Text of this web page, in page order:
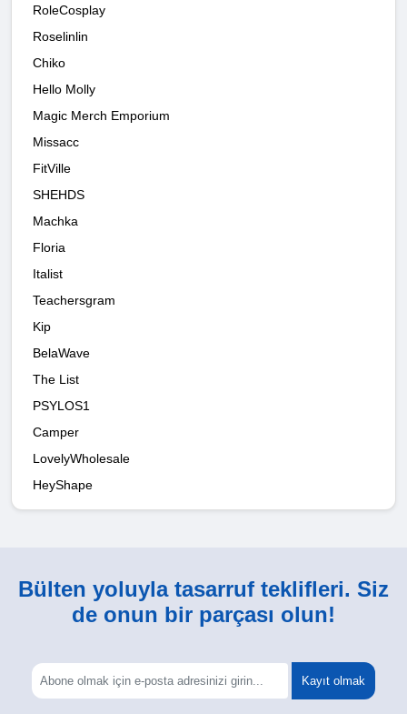
RoleCosplay
Roselinlin
Chiko
Hello Molly
Magic Merch Emporium
Missacc
FitVille
SHEHDS
Machka
Floria
Italist
Teachersgram
Kip
BelaWave
The List
PSYLOS1
Camper
LovelyWholesale
HeyShape
Bülten yoluyla tasarruf teklifleri. Siz
de onun bir parçası olun!
Kayıt olmak